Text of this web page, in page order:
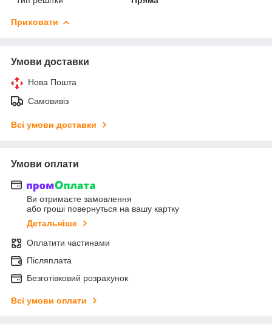
Приховати
Умови доставки
Нова Пошта
Самовивіз
Всі умови доставки
Умови оплати
Ви отримаєте замовлення
або гроші повернуться на вашу картку
Детальніше
Оплатити частинами
Післяплата
Безготівковий розрахунок
Всі умови оплати